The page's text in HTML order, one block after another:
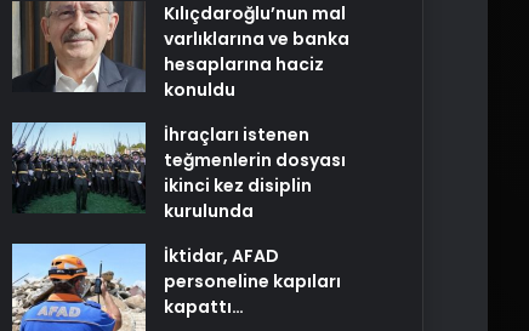
Kılıçdaroğlu’nun mal
varlıklarına ve banka
hesaplarına haciz
konuldu
İhraçları istenen
teğmenlerin dosyası
ikinci kez disiplin
kurulunda
İktidar, AFAD
personeline kapıları
kapattı…